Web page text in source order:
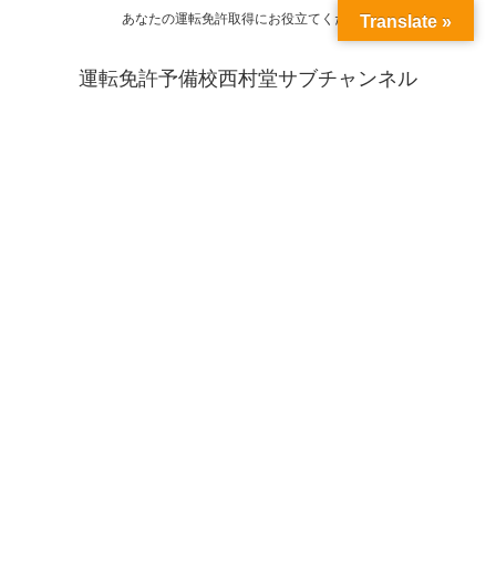
あなたの運転免許取得にお役立てください
運転免許予備校西村堂サブチャンネル
Translate »